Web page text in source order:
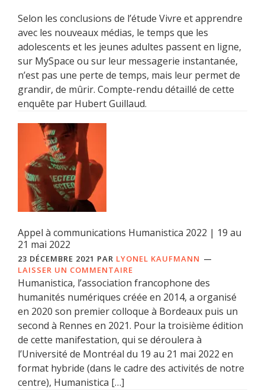
Selon les conclusions de l’étude Vivre et apprendre
avec les nouveaux médias, le temps que les
adolescents et les jeunes adultes passent en ligne,
sur MySpace ou sur leur messagerie instantanée,
n’est pas une perte de temps, mais leur permet de
grandir, de mûrir. Compte-rendu détaillé de cette
enquête par Hubert Guillaud.
Appel à communications Humanistica 2022 | 19 au
21 mai 2022
23 DÉCEMBRE 2021 PAR LYONEL KAUFMANN
LAISSER UN COMMENTAIRE
Humanistica, l’association francophone des
humanités numériques créée en 2014, a organisé
en 2020 son premier colloque à Bordeaux puis un
second à Rennes en 2021. Pour la troisième édition
de cette manifestation, qui se déroulera à
l’Université de Montréal du 19 au 21 mai 2022 en
format hybride (dans le cadre des activités de notre
centre), Humanistica […]